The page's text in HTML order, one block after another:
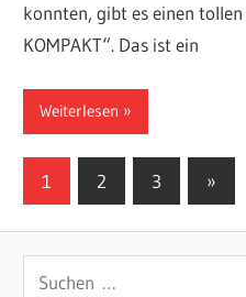
konnten, gibt es einen
KOMPAKT“. Das ist ein
Weiterlesen
Beiträge
1 2 3 »